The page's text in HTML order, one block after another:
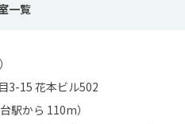
一覧
3-15 花本ビル502
駅から 110m）